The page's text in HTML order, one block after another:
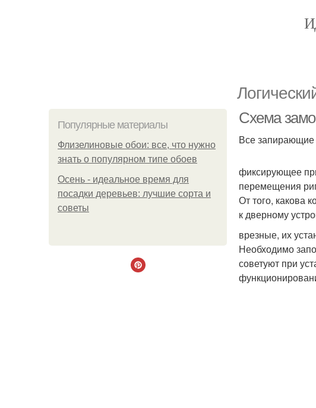
Популярные материалы
Флизелиновые обои: все, что нужно
знать о популярном типе обоев
Осень - идеальное время для
посадки деревьев: лучшие сорта и
советы
Схема
Все запирающие
фиксирующее
перемещения
От того, какова
к дверному
врезные, их
Необходимо
советуют при